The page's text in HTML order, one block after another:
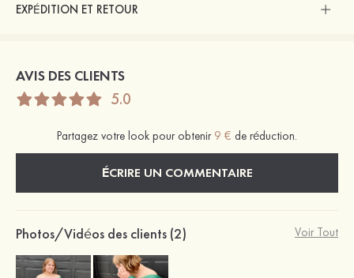
EXPÉDITION ET RETOUR
AVIS DES CLIENTS
5.0
Partagez votre look pour obtenir 9 € de réduction.
ÉCRIRE UN COMMENTAIRE
Photos/Vidéos des clients (2) Voir Tout